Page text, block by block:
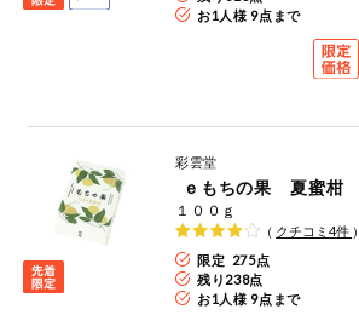
お1人様 9点まで
彩雲堂
ｅもちの果 夏蜜柑
１００ｇ
（ クチコミ4件 ）
限定 275点
残り 238点
お1人様 9点まで